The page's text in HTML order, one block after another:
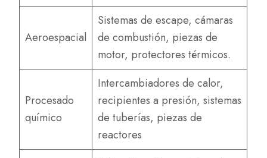
Aeroespacial
Sistemas de escape, cámaras
de combustión, piezas de
motor, protectores térmicos.
Procesado
químico
Intercambiadores de calor,
recipientes a presión, sistemas
de tuberías, piezas de
reactores